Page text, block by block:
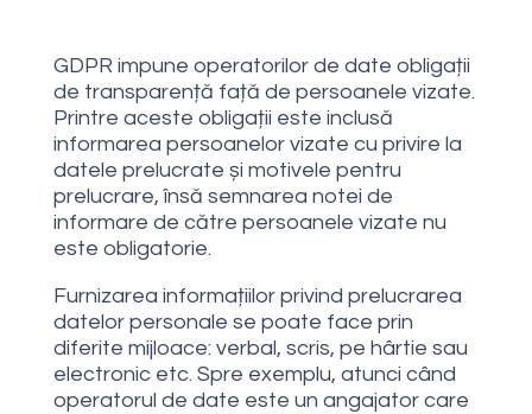
GDPR impune operatorilor de date obligații
de transparență față de persoanele vizate.
Printre aceste obligații este inclusă
informarea persoanelor vizate cu privire la
datele prelucrate și motivele pentru
prelucrare, însă semnarea notei de
informare de către persoanele vizate nu
este obligatorie.
Furnizarea informațiilor privind prelucrarea
datelor personale se poate face prin
diferite mijloace: verbal, scris, pe hârtie sau
electronic etc. Spre exemplu, atunci când
operatorul de date este un angajator care